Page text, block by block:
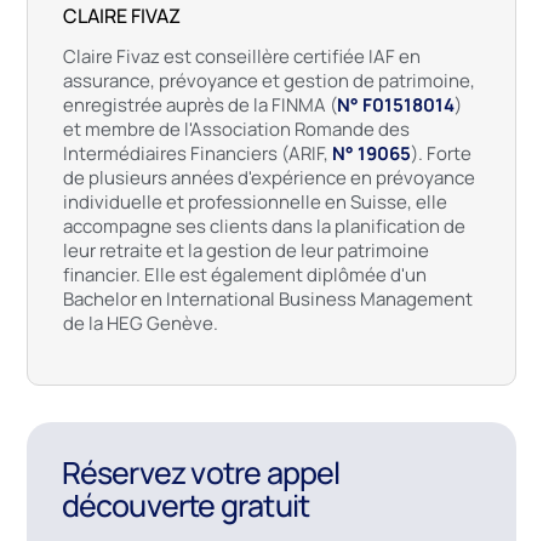
CLAIRE FIVAZ
Claire Fivaz est conseillère certifiée IAF en
assurance, prévoyance et gestion de patrimoine,
enregistrée auprès de la FINMA (N° F01518014)
et membre de l'Association Romande des
Intermédiaires Financiers (ARIF, N° 19065). Forte
de plusieurs années d'expérience en prévoyance
individuelle et professionnelle en Suisse, elle
accompagne ses clients dans la planification de
leur retraite et la gestion de leur patrimoine
financier. Elle est également diplômée d'un
Bachelor en International Business Management
de la HEG Genève.
Réservez votre appel
découverte gratuit